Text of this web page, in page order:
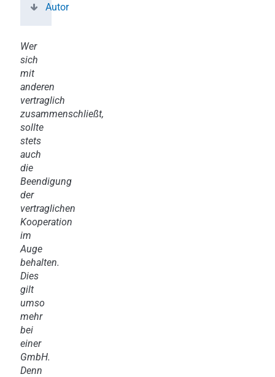
Autor
Wer
sich
mit
anderen
vertraglich
zusammenschließt,
sollte
stets
auch
die
Beendigung
der
vertraglichen
Kooperation
im
Auge
behalten.
Dies
gilt
umso
mehr
bei
einer
GmbH.
Denn